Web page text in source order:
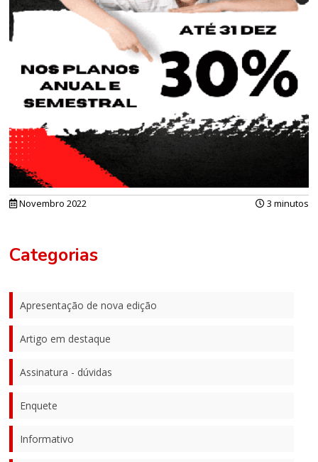
Novembro 2022 3 minutos
Categorias
Apresentação de nova edição
Artigo em destaque
Assinatura - dúvidas
Enquete
Informativo